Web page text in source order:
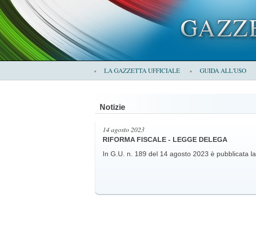
LA GAZZETTA UFFICIALE GUIDA ALL'USO
×
GAZZETTA
UFFICIALE
Notizie
14 agosto 2023
RIFORMA FISCALE - LEGGE DELEGA
In G.U. n. 189 del 14 agosto 2023 è pubblicata la